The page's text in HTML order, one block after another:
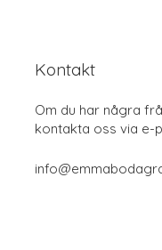
Kontakt
Om du har några
kontakta oss via e-